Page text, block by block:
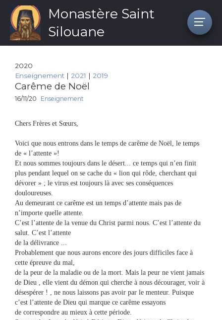
Monastère Saint
Silouane
2020
Enseignement | 2021 | 2019
Carême de Noël
16/11/20 Enseignement
Chers Frères et Sœurs,
Voici que nous entrons dans le temps de carême de Noël, le temps
de « l’attente »!
Et nous sommes toujours dans le désert... ce temps qui n’en finit
plus pendant lequel on se cache du « lion qui rôde, cherchant qui
dévorer » ; le virus est toujours là avec ses conséquences
douloureuses.
Au demeurant ce carême est un temps d’attente mais pas de
n’importe quelle attente.
C’est l’attente de la venue du Christ parmi nous. C’est l’attente du
salut. C’est l’attente
de la délivrance ...
Probablement que nous aurons encore des jours difficiles face à
cette épreuve du mal,
de la peur de la maladie ou de la mort. Mais la peur ne vient jamais
de Dieu , elle vient du démon qui cherche à nous décourager, voir à
désespérer ! , ne nous laissons pas avoir par le menteur. Puisque
c’est l’attente de Dieu qui marque ce carême essayons
de correspondre au mieux à cette période.